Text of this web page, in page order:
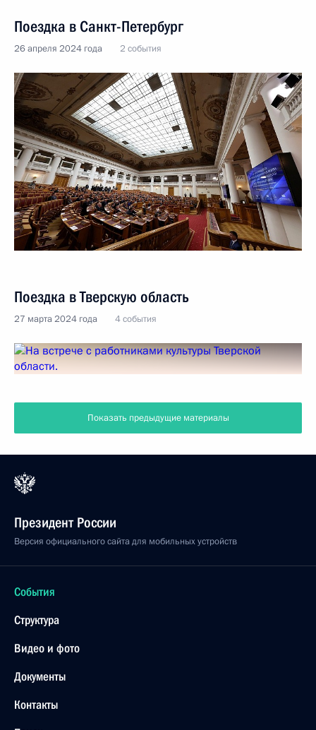
Поездка в Санкт-Петербург
26 апреля 2024 года 2 события
Поездка в Тверскую область
27 марта 2024 года 4 события
Показать предыдущие материалы
Президент России
Версия официального сайта для мобильных устройств
События
Структура
Видео и фото
Документы
Контакты